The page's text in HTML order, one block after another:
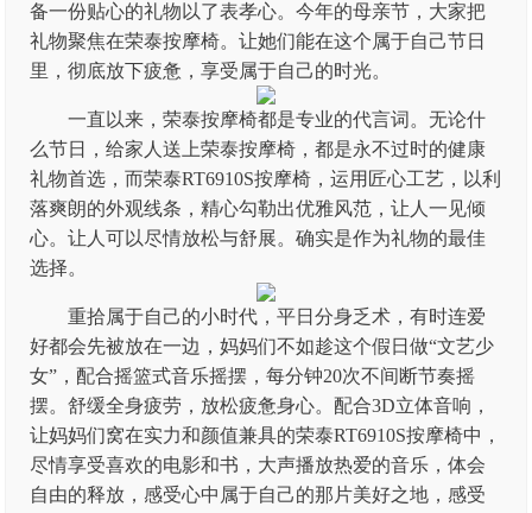
备一份贴心的礼物以了表孝心。今年的母亲节，大家把
礼物聚焦在荣泰按摩椅。让她们能在这个属于自己节日
里，彻底放下疲惫，享受属于自己的时光。
一直以来，荣泰按摩椅都是专业的代言词。无论什
么节日，给家人送上荣泰按摩椅，都是永不过时的健康
礼物首选，而荣泰RT6910S按摩椅，运用匠心工艺，以利
落爽朗的外观线条，精心勾勒出优雅风范，让人一见倾
心。让人可以尽情放松与舒展。确实是作为礼物的最佳
选择。
重拾属于自己的小时代，平日分身乏术，有时连爱
好都会先被放在一边，妈妈们不如趁这个假日做“文艺少
女”，配合摇篮式音乐摇摆，每分钟20次不间断节奏摇
摆。舒缓全身疲劳，放松疲惫身心。配合3D立体音响，
让妈妈们窝在实力和颜值兼具的荣泰RT6910S按摩椅中，
尽情享受喜欢的电影和书，大声播放热爱的音乐，体会
自由的释放，感受心中属于自己的那片美好之地，感受